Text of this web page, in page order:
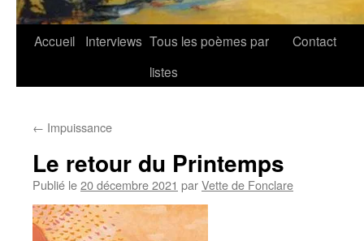
Accueil Interviews Tous les poèmes par
listes
Contact
← Impuissance
Le retour du Printemps
Publié le20 décembre 2021 parVette de Fonclare